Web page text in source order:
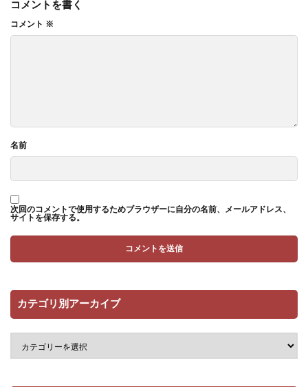
コメントを書く
コメント ※
名前
次回のコメントで使用するためブラウザーに自分の名前、メールアドレス、
サイトを保存する。
カテゴリ別アーカイブ